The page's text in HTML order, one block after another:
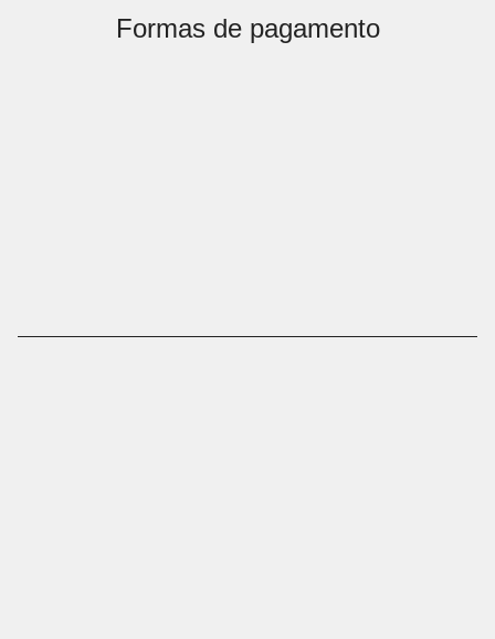
Formas de pagamento